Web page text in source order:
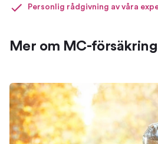
Personlig rådgivning av våra
Mer om MC-